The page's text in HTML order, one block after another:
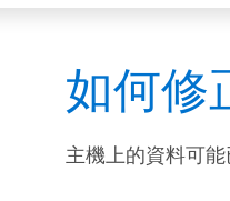
如何修
主機上的資料可能